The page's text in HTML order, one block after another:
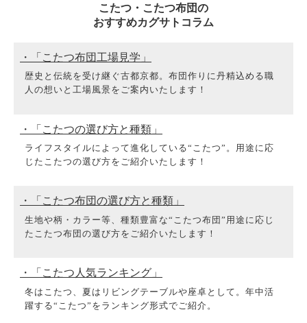
こたつ・こたつ布団の
おすすめカグサトコラム
・「こたつ布団工場見学」
歴史と伝統を受け継ぐ古都京都。布団作りに丹精込める職
人の想いと工場風景をご案内いたします！
・「こたつの選び方と種類」
ライフスタイルによって進化している“こたつ”。用途に応
じたこたつの選び方をご紹介いたします！
・「こたつ布団の選び方と種類」
生地や柄・カラー等、種類豊富な“こたつ布団”用途に応じ
たこたつ布団の選び方をご紹介いたします！
・「こたつ人気ランキング」
冬はこたつ、夏はリビングテーブルや座卓として。年中活
躍する“こたつ”をランキング形式でご紹介。